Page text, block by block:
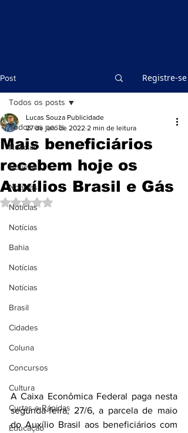
Post Registre-se
Todos os posts
Notícias
Notícias
Notícias
Notícias
Notícias
Bahia
Notícias
Notícias
Brasil
Cidades
Coluna
Concursos
Cultura
Curtas e Rápidas
Educação
Todos os posts
Mais beneficiários
recebem hoje os
Auxílios Brasil e Gás
Lucas Souza Publicidade
27 de jun. de 2022 2 min de leitura
Avaliado com NaN de 5 estrelas.
A Caixa Econômica Federal paga nesta
segunda-feira, 27/6, a parcela de maio
do Auxílio Brasil aos beneficiários com